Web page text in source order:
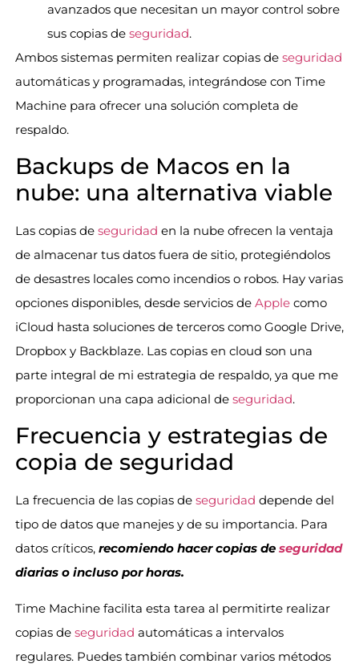
avanzados que necesitan un mayor control sobre
sus copias de seguridad.
Ambos sistemas permiten realizar copias de seguridad
automáticas y programadas, integrándose con Time
Machine para ofrecer una solución completa de
respaldo.
Backups de Macos en la
nube: una alternativa viable
Las copias de seguridad en la nube ofrecen la ventaja
de almacenar tus datos fuera de sitio, protegiéndolos
de desastres locales como incendios o robos. Hay varias
opciones disponibles, desde servicios de Applecomo
iCloud hasta soluciones de terceros como Google Drive,
Dropbox y Backblaze. Las copias en cloud son una
parte integral de mi estrategia de respaldo, ya que me
proporcionan una capa adicional de seguridad.
Frecuencia y estrategias de
copia de seguridad
La frecuencia de las copias de seguridad depende del
tipo de datos que manejes y de su importancia. Para
datos críticos, recomiendo hacer copias de seguridad
diarias o incluso por horas.
Time Machine facilita esta tarea al permitirte realizar
copias de seguridad automáticas a intervalos
regulares. Puedes también combinar varios métodos